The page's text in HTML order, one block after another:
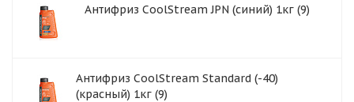
Антифриз CoolStream JPN (синий) 1кг (9)
Антифриз CoolStream Standard (-40)
(красный) 1кг (9)